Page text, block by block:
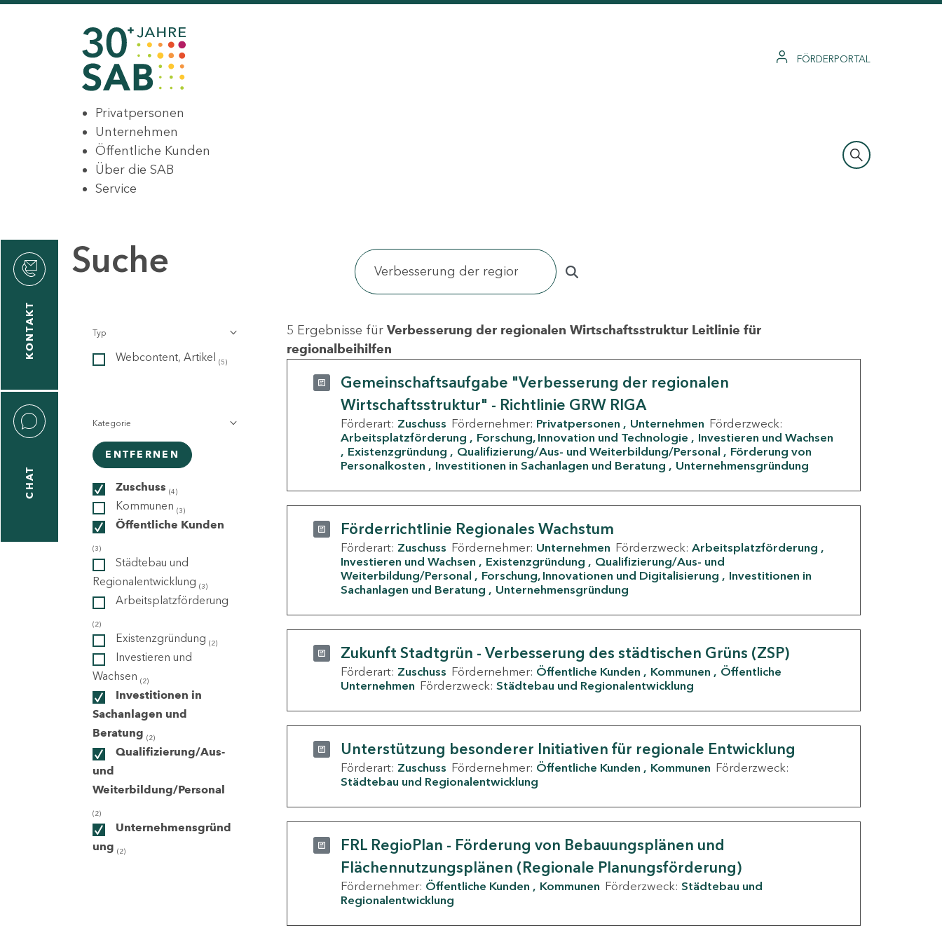
FÖRDERPORTAL
Privatpersonen
Unternehmen
Öffentliche Kunden
Über die SAB
Service
KONTAKT
CHAT
Suche
Typ
Webcontent, Artikel (5)
Kategorie
ENTFERNEN
Zuschuss (4)
Kommunen (3)
Öffentliche Kunden
(3)
Städtebau und
Regionalentwicklung (3)
Arbeitsplatzförderung
(2)
Existenzgründung (2)
Investieren und
Wachsen (2)
Investitionen in
Sachanlagen und
Beratung (2)
Qualifizierung/Aus-
und
Weiterbildung/Personal
(2)
Unternehmensgründ
ung (2)
5 Ergebnisse für Verbesserung der regionalen Wirtschaftsstruktur Leitlinie für
regionalbeihilfen
Gemeinschaftsaufgabe "Verbesserung der regionalen
Wirtschaftsstruktur" - Richtlinie GRW RIGA
Förderart: Zuschuss Fördernehmer: Privatpersonen Unternehmen Förderzweck:
Arbeitsplatzförderung
Forschung, Innovation und Technologie
Investieren und Wachsen
Existenzgründung
Qualifizierung/Aus- und Weiterbildung/Personal
Förderung von
Personalkosten
Investitionen in Sachanlagen und Beratung Unternehmensgründung
Förderrichtlinie Regionales Wachstum
Förderart: Zuschuss Fördernehmer: Unternehmen Förderzweck: Arbeitsplatzförderung
Investieren und Wachsen
Existenzgründung
Qualifizierung/Aus- und
Weiterbildung/Personal
Forschung, Innovationen und Digitalisierung
Investitionen in
Sachanlagen und Beratung
Unternehmensgründung
Zukunft Stadtgrün - Verbesserung des städtischen Grüns (ZSP)
Förderart: Zuschuss Fördernehmer: Öffentliche Kunden Kommunen
Öffentliche
Unternehmen Förderzweck: Städtebau und Regionalentwicklung
Unterstützung besonderer Initiativen für regionale Entwicklung
Förderart: Zuschuss Fördernehmer: Öffentliche Kunden Kommunen Förderzweck:
Städtebau und Regionalentwicklung
FRL RegioPlan - Förderung von Bebauungsplänen und
Flächennutzungsplänen (Regionale Planungsförderung)
Fördernehmer: Öffentliche Kunden Kommunen Förderzweck: Städtebau und
Regionalentwicklung